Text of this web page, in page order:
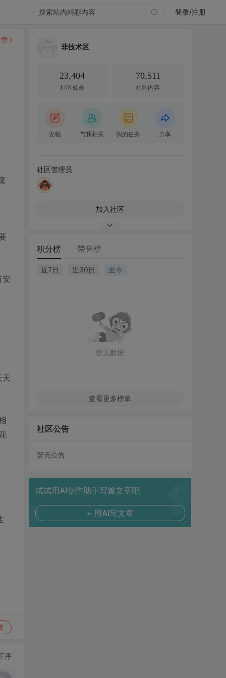
登录/注册
安
天
序
非技术区
23,404
社区成员
70,511
社区内容
发帖 与我相关 我的任务 分享
社区管理员
加入社区
积分榜 荣誉榜
近7日 近30日 至今
暂无数据
查看更多榜单
社区公告
暂无公告
试试用AI创作助手写篇文章吧
+ 用AI写文章